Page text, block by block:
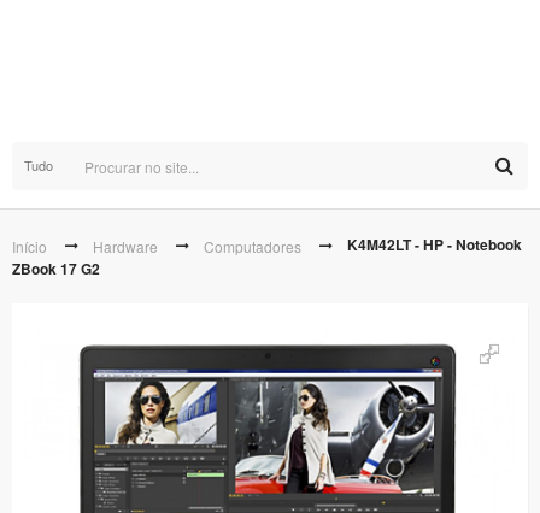
Tudo
Início Hardware Computadores
K4M42LT - HP - Notebook
ZBook 17 G2